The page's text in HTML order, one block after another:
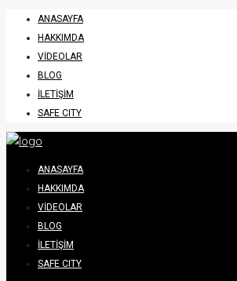
ANASAYFA
HAKKIMDA
VIDEOLAR
BLOG
İLETIŞIM
SAFE CITY
ANASAYFA
HAKKIMDA
VIDEOLAR
BLOG
İLETIŞIM
SAFE CITY